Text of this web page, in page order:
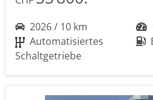
2026 / 10 km
Automatisiertes
Schaltgetriebe